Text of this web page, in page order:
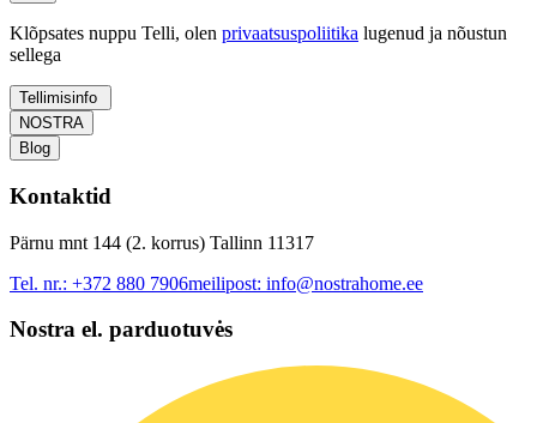
Klõpsates nuppu Telli, olen privaatsuspoliitika lugenud ja nõustun
sellega
Tellimisinfo
NOSTRA
Blog
Kontaktid
Pärnu mnt 144 (2. korrus) Tallinn 11317
Tel. nr.: +372 880 7906meilipost: info@nostrahome.ee
Nostra el. parduotuvės